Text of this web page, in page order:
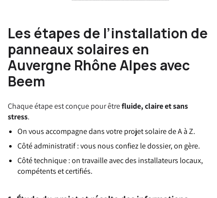
Les étapes de l’installation de
panneaux solaires en
Auvergne Rhône Alpes avec
Beem
Chaque étape est conçue pour êtrefluide, claire et sans
stress.
On vous accompagne dans votre projet solaire de A à Z.
Côté administratif : vous nous confiez le dossier, on gère.
Côté technique : on travaille avec des installateurs locaux,
compétents et certifiés.